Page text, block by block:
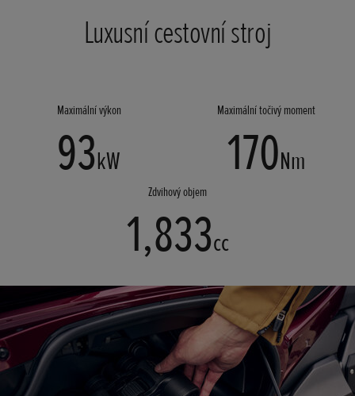
Luxusní cestovní stroj
Maximální výkon
93kW
Maximální točivý moment
170Nm
Zdvihový objem
1,833cc